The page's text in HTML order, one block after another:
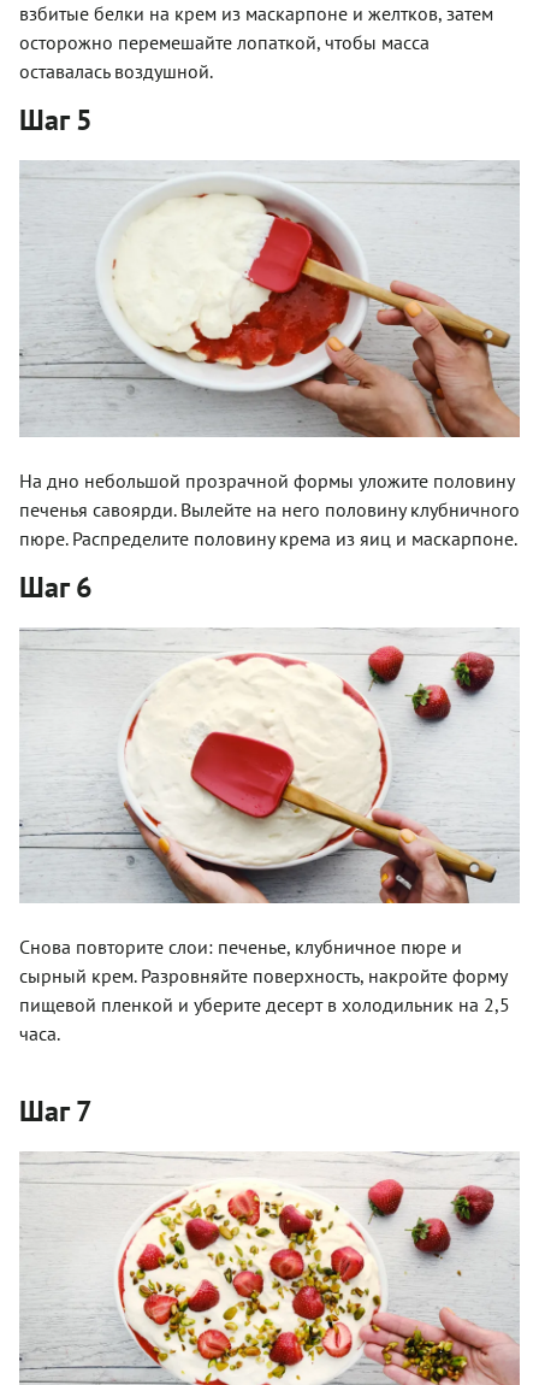
взбитые белки на крем из маскарпоне и желтков, затем
осторожно перемешайте лопаткой, чтобы масса
оставалась воздушной.
Шаг 5
На дно небольшой прозрачной формы уложите половину
печенья савоярди. Вылейте на него половину клубничного
пюре. Распределите половину крема из яиц и маскарпоне.
Шаг 6
Снова повторите слои: печенье, клубничное пюре и
сырный крем. Разровняйте поверхность, накройте форму
пищевой пленкой и уберите десерт в холодильник на 2,5
часа.
Шаг 7